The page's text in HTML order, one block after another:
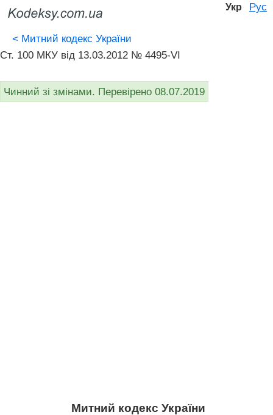
Укр Рус
< Митний кодекс України
Ст. 100 МКУ від 13.03.2012 № 4495-VI
Чинний зі змінами. Перевірено 08.07.2019
Митний кодекс України